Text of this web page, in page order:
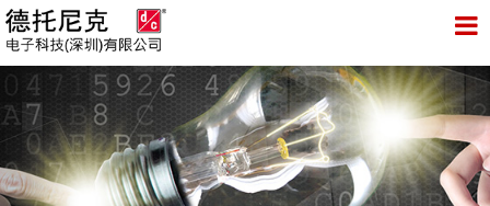
尼克电子科技（深圳）有限公司